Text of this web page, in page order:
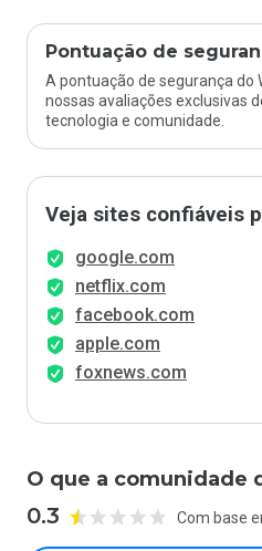
Pontuação de
A pontuação de segurança do
nossas avaliações exclusivas
tecnologia e comunidade.
Veja sites confiáveis
google.com
netflix.com
facebook.com
apple.com
foxnews.com
O que a comunidade
0.3 Com base